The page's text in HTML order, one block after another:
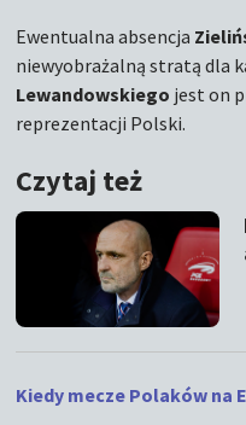
Ewentualna absencja
niewyobrażalną stratą dla
Lewandowskiego jest on
reprezentacji Polski.
Czytaj też
Kiedy mecze Polaków na